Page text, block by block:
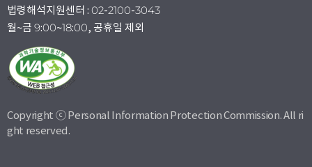
법령해석지원센터 : 02-2100-3043
월~금 9:00~18:00, 공휴일 제외
Copyright ⓒ Personal Information Protection Commission. All ri
ght reserved.